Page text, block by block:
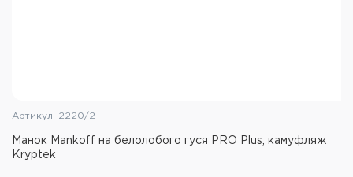
Артикул: 2220/2
Манок Mankoff на белолобого гуся PRO Plus, камуфляж
Kryptek